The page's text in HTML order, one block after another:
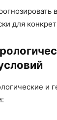
для
и